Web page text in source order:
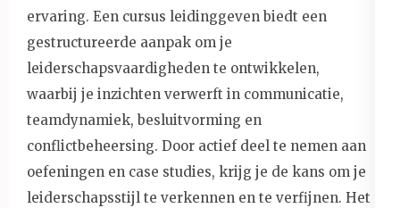
ervaring. Een cursus leidinggeven biedt een
gestructureerde aanpak om je
leiderschapsvaardigheden te ontwikkelen,
waarbij je inzichten verwerft in communicatie,
teamdynamiek, besluitvorming en
conflictbeheersing. Door actief deel te nemen aan
oefeningen en case studies, krijg je de kans om je
leiderschapsstijl te verkennen en te verfijnen. Het